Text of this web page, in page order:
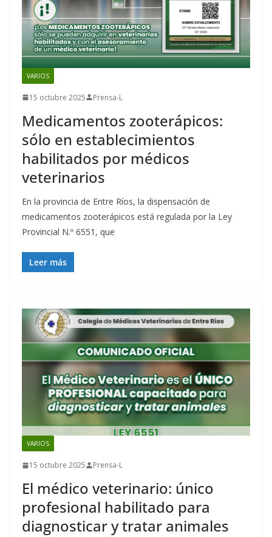
VARIOS
15 octubre 2025 Prensa-L
Medicamentos zooterápicos:
sólo en establecimientos
habilitados por médicos
veterinarios
En la provincia de Entre Ríos, la dispensación de
medicamentos zooterápicos está regulada por la Ley
Provincial N.º 6551, que
Leer más
VARIOS
15 octubre 2025 Prensa-L
El médico veterinario: único
profesional habilitado para
diagnosticar y tratar animales